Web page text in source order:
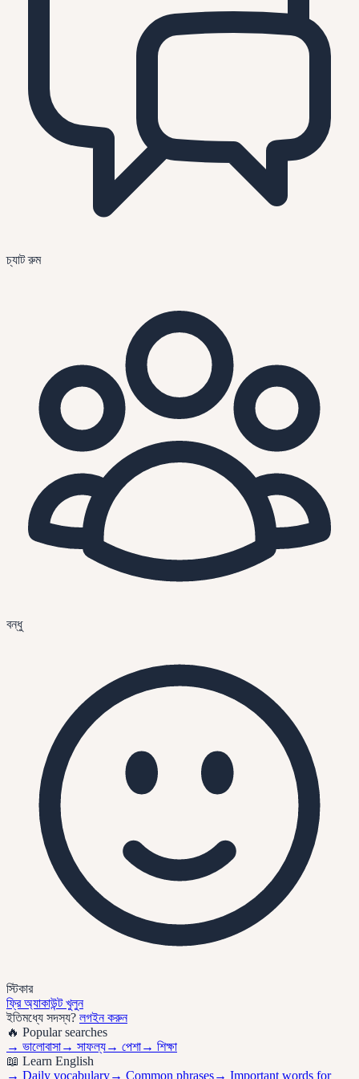
চ্যাট রুম
বন্ধু
স্টিকার
ফ্রি অ্যাকাউন্ট খুলুন
ইতিমধ্যে সদস্য? লগইন করুন
🔥 Popular searches
→ ভালোবাসা→ সাফল্য→ পেশা→ শিক্ষা
📖 Learn English
→ Daily vocabulary→ Common phrases→ Important words for